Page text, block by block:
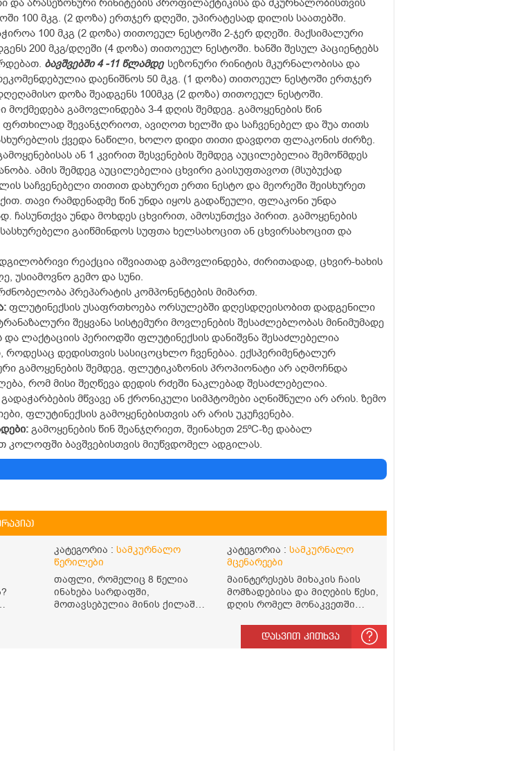
და არასეზონური რინიტების პროფილაქტიკისა და მკურნალობისთვის
100 მკგ. (2 დოზა) ერთჯერ დღეში, უპირატესად დილის საათებში.
100 მკგ (2 დოზა) თითოეულ ნესტოში 2-ჯერ დღეში. მაქსიმალური
200 მკგ/დღეში (4 დოზა) თითოეულ ნესტოში. ხანში შესულ პაციენტებს
ბავშვებში 4 -11 წლამდესეზონური რინიტის მკურნალობისა და
დაენიშნოს 50 მკგ. (1 დოზა) თითოეულ ნესტოში ერთჯერ
დოზა შეადგენს 100მკგ (2 დოზა) თითოეულ ნესტოში.
გამოვლინდება 3-4 დღის შემდეგ. გამოყენების წინ
შევანჯღრიოთ, ავიღოთ ხელში და საჩვენებელ და შუა თითს
ქვედა ნაწილი, ხოლო დიდი თითი დავდოთ ფლაკონის ძირზე.
ან 1 კვირით შესვენების შემდეგ აუცილებელია შემოწმდეს
ამის შემდეგ აუცილებელია ცხვირი გაისუფთავოთ (მსუბუქად
საჩვენებელი თითით დახურეთ ერთი ნესტო და მეორეში შეისხურეთ
თავი რამდენადმე წინ უნდა იყოს გადაწეული, ფლაკონი უნდა
ჩასუნთქვა უნდა მოხდეს ცხვირით, ამოსუნთქვა პირით. გამოყენების
გაიწმინდოს სუფთა ხელსახოცით ან ცხვირსახოცით და
რეაქცია იშვიათად გამოვლინდება, ძირითადად, ცხვირ-ხახის
უსიამოვნო გემო და სუნი.
პრეპარატის კომპონენტების მიმართ.
: ფლუტინექსის უსაფრთხოება ორსულებში დღესდღეისობით დადგენილი
შეყვანა სისტემური მოვლენების შესაძლებლობას მინიმუმადე
ლაქტაციის პერიოდში ფლუტინექსის დანიშვნა შესაძლებელია
როდესაც დედისთვის სასიცოცხლო ჩვენებაა. ექსპერიმენტალურ
გამოყენების შემდეგ, ფლუტიკაზონის პროპიონატი არ აღმოჩნდა
რომ მისი შეღწევა დედის რძეში ნაკლებად შესაძლებელია.
მწვავე ან ქრონიკული სიმპტომები აღნიშნული არ არის. ზემო
ფლუტინექსის გამოყენებისთვის არ არის უკუჩვენება.
: გამოყენების წინ შეანჯღრიეთ, შეინახეთ 25ºC-ზე დაბალ
კოლოფში ბავშვებისთვის მიუწვდომელ ადგილას.
კატეგორია :სამკურნალო
წერილები
თაფლი, რომელიც 8 წელია
ინახება სარდაფში,
მოთავსებულია მინის ქილაში
კატეგორია : სამკურნალო
მცენარეები
მაინტერესებს მიხაკის ჩაის
მომზადებისა და მიღების წესი,
დღის რომელ მონაკვეთში
სასარგებლო და უკუჩვენება
თუ აქვსდასვით კითხვა